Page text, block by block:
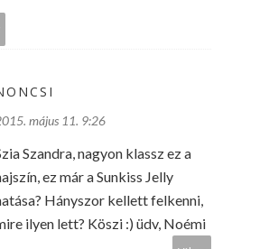
május 11. 9:26
Szandra, nagyon klassz ez a
ez már a Sunkiss Jelly
Hányszor kellett felkenni,
ilyen lett? Köszi :) üdv, Noémi